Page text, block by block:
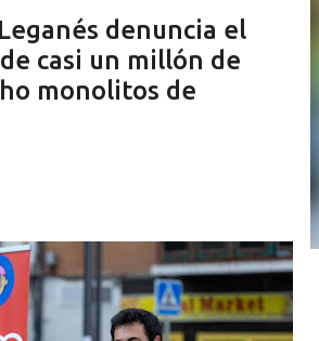
denuncia el
casi un millón de
monolitos de